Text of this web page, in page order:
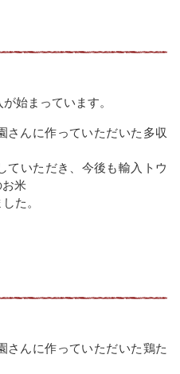
始まっています。
さんに作っていただいた多収
ていただき、今後も輸入トウ
お米
た。
さんに作っていただいた鶏た